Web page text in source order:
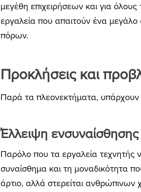
μεγέθη επιχειρήσεων και για
εργαλεία που απαιτούν ένα
πόρων.
Προκλήσεις και
Παρά τα πλεονεκτήματα,
Έλλειψη ενσυναίσθησης
Παρόλο που τα εργαλεία
συναίσθημα και τη μοναδικότητα
άρτιο, αλλά στερείται